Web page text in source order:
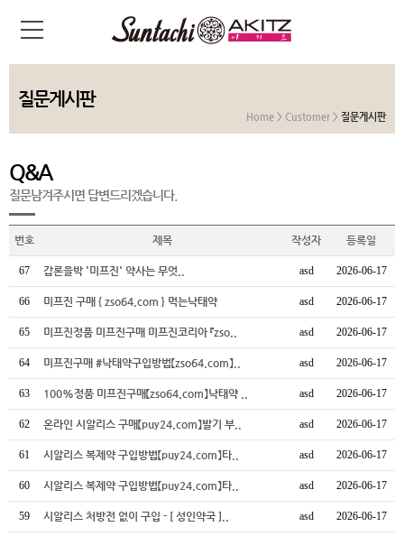
질문게시판
Home > Customer > 질문게시판
Q&A
질문남겨주시면 답변드리겠습니다.
번호 제목 작성자 등록일
67 갑론을박 '미프진' 약사는 무엇.. asd 2026-06-17
66 미프진 구매 { zso64.com } 먹는낙태약 asd 2026-06-17
65 미프진정품 미프진구매 미프진코리아 『zso.. asd 2026-06-17
64 미프진구매 #낙태약구입방법【zso64.com】.. asd 2026-06-17
63 100%정품 미프진구매【zso64.com】낙태약 .. asd 2026-06-17
62 온라인 시알리스 구매【puy24.com】발기 부.. asd 2026-06-17
61 시알리스 복제약 구입방법【puy24.com】타.. asd 2026-06-17
60 시알리스 복제약 구입방법【puy24.com】타.. asd 2026-06-17
59 시알리스 처방전 없이 구입 - [ 성인약국 ].. asd 2026-06-17